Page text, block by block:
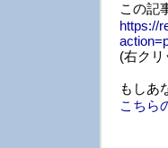
この記
https://
(右ク
もしあ
こちら